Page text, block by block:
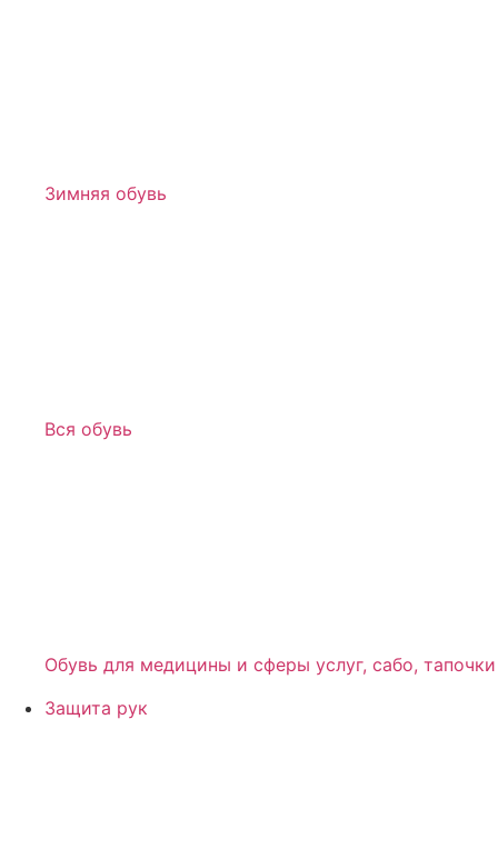
Зимняя обувь
Вся обувь
Обувь для медицины и сферы услуг, сабо, тапочки
Защита рук